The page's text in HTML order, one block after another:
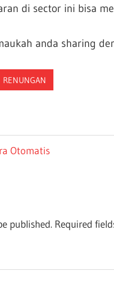
di sector ini bisa
anda sharing
RENUNGAN
Otomatis
published. Required